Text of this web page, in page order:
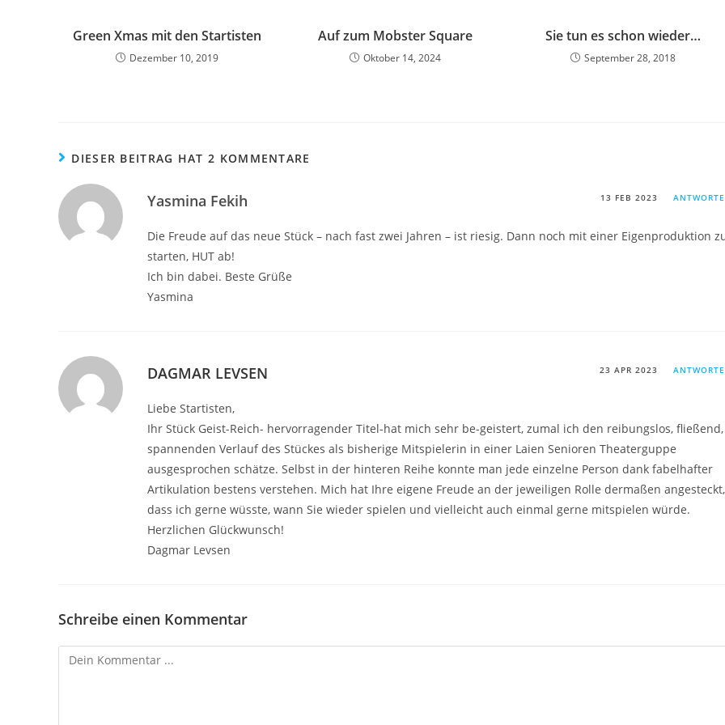
Green Xmas mit den Startisten
Dezember 10, 2019
Auf zum Mobster Square
Oktober 14, 2024
Sie tun es schon wieder…
September 28, 2018
DIESER BEITRAG HAT 2 KOMMENTARE
Yasmina Fekih 13 FEB 2023
Die Freude auf das neue Stück – nach fast zwei Jahren – ist riesig. Dann noch mit einer Eigenproduktion
starten, HUT ab!
Ich bin dabei. Beste Grüße
Yasmina
DAGMAR LEVSEN 23 APR 2023
Liebe Startisten,
Ihr Stück Geist-Reich- hervorragender Titel-hat mich sehr be-geistert, zumal ich den reibungslos, fließend,
spannenden Verlauf des Stückes als bisherige Mitspielerin in einer Laien Senioren Theaterguppe
ausgesprochen schätze. Selbst in der hinteren Reihe konnte man jede einzelne Person dank fabelhafter
Artikulation bestens verstehen. Mich hat Ihre eigene Freude an der jeweiligen Rolle dermaßen angesteckt,
dass ich gerne wüsste, wann Sie wieder spielen und vielleicht auch einmal gerne mitspielen würde.
Herzlichen Glückwunsch!
Dagmar Levsen
Schreibe einen Kommentar
Kommentieren